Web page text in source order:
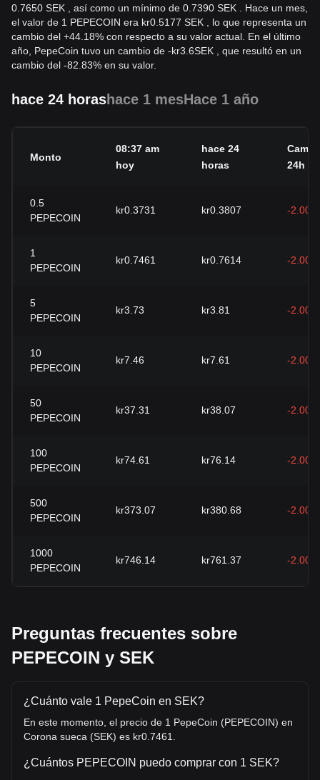
0.7650 SEK , así como un mínimo de 0.7390 SEK . Hace un mes,
el valor de 1 PEPECOIN era kr0.5177 SEK , lo que representa un
cambio del +44.18% con respecto a su valor actual. En el último
año, PepeCoin tuvo un cambio de -kr3.6SEK , que resultó en un
cambio del -82.83% en su valor.
hace 24 horashace 1 mesHace 1 año
Monto
08:37 am
hoy
hace 24
horas
24h
0.5
PEPECOIN
kr0.3731 kr0.3807 -2.00%
1
PEPECOIN
kr0.7461 kr0.7614 -2.00%
5
PEPECOIN
kr3.73 kr3.81 -2.00%
10
PEPECOIN
kr7.46 kr7.61 -2.00%
50
PEPECOIN
kr37.31 kr38.07 -2.00%
100
PEPECOIN
kr74.61 kr76.14 -2.00%
500
PEPECOIN
kr373.07 kr380.68 -2.00%
1000
PEPECOIN
kr746.14 kr761.37 -2.00%
Preguntas frecuentes sobre
PEPECOIN y SEK
¿Cuánto vale 1 PepeCoin en SEK?
En este momento, el precio de 1 PepeCoin (PEPECOIN) en
Corona sueca (SEK) es kr0.7461.
¿Cuántos PEPECOIN puedo comprar con 1 SEK?